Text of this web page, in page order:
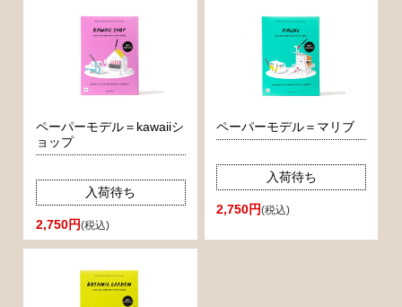
ペーパーモデル＝kawaiiシ
ョップ
入荷待ち
2,750円(税込)
ペーパーモデル＝マリブ
入荷待ち
2,750円(税込)